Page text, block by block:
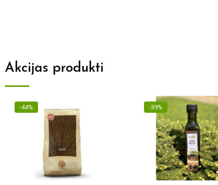
Akcijas produkti
-44% -39%